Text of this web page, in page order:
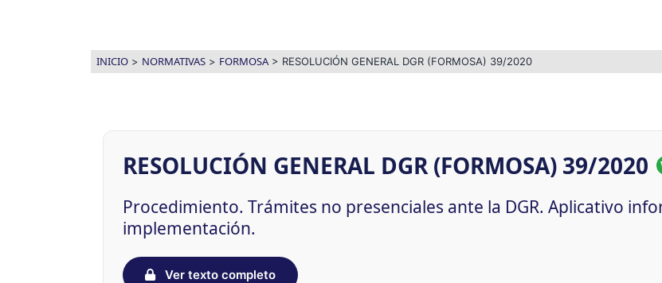
INICIO > NORMATIVAS > FORMOSA> RESOLUCIÓN GENERAL DGR (FORMOSA) 39/2020
RESOLUCIÓN GENERAL DGR (FORMOSA) 39/2020
Procedimiento. Trámites no presenciales ante la DGR. Aplicativo
implementación.
Ver texto completo